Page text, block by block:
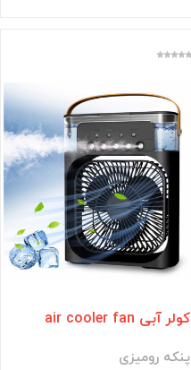
کولر آبی air cooler fan
پنکه رومیزی